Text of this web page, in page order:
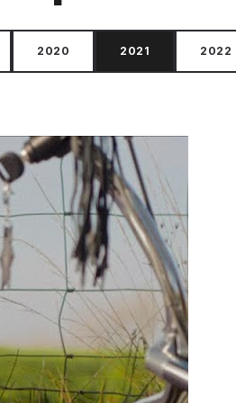
2020 2021 2022